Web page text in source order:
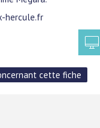
hercule.fr